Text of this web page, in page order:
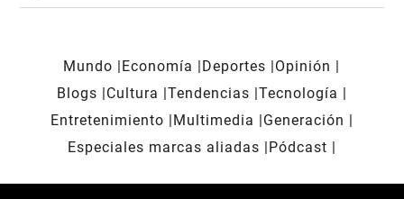
Mundo Economía Deportes
Opinión
Blogs
Cultura Tendencias Tecnología
Entretenimiento
Multimedia
Generación
Especiales marcas aliadas
Pódcast